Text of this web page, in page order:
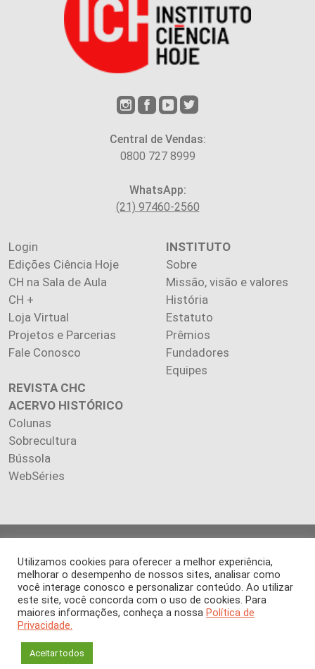
Central de Vendas:
0800 727 8999
WhatsApp:
(21) 97460-2560
Login
Edições Ciência Hoje
CH na Sala de Aula
CH +
Loja Virtual
Projetos e Parcerias
Fale Conosco
INSTITUTO
Sobre
Missão, visão e valores
História
Estatuto
Prêmios
Fundadores
Equipes
REVISTA CHC
ACERVO HISTÓRICO
Colunas
Sobrecultura
Bússola
WebSéries
reservados.
Os artigos publicados na revista refletem exclusivamente a
opinião de seus autores.
É proibida a reprodução, integral ou parcial, do conteúdo (imagens
e textos) sem prévia autorização.
Utilizamos cookies para oferecer a melhor experiência,
melhorar o desempenho de nossos sites, analisar como
você interage conosco e personalizar conteúdo. Ao utilizar
este site, você concorda com o uso de cookies. Para
maiores informações, conheça a nossa Política de
Privacidade.
Aceitar todos